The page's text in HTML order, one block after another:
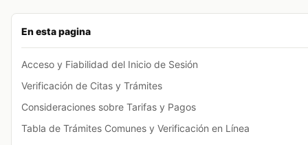
En esta pagina
Acceso y Fiabilidad del Inicio de Sesión
Verificación de Citas y Trámites
Consideraciones sobre Tarifas y Pagos
Tabla de Trámites Comunes y Verificación en Línea